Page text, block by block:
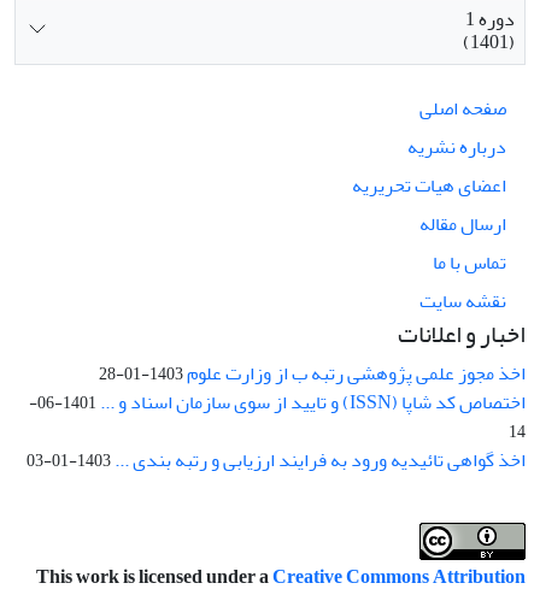
دوره 1
(1401)
صفحه اصلی
درباره نشریه
اعضای هیات تحریریه
ارسال مقاله
تماس با ما
نقشه سایت
اخبار و اعلانات
اخذ مجوز علمی پژوهشی رتبه ب از وزارت علوم1403-01-28
اختصاص کد شاپا (ISSN) و تایید از سوی سازمان اسناد و ...
1401-06-
14
اخذ گواهی تائیدیه ورود به فرایند ارزیابی و رتبه بندی ...1403-01-03
This work is licensed under aCreative Commons Attribution